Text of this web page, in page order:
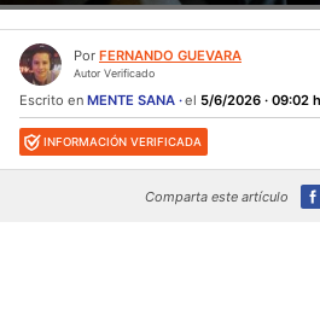
Por FERNANDO GUEVARA
Autor Verificado
Escrito en MENTE SANA el 5/6/2026 · 09:02
INFORMACIÓN VERIFICADA
Comparta este artículo